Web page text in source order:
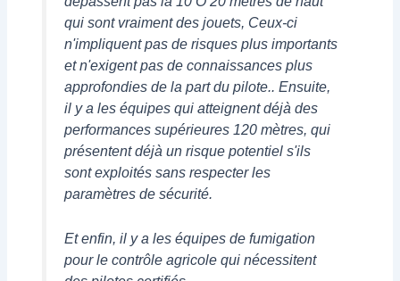
qui sont vraiment des jouets, Ceux-ci
n'impliquent pas de risques plus importants
et n'exigent pas de connaissances plus
approfondies de la part du pilote.. Ensuite,
il y a les équipes qui atteignent déjà des
performances supérieures 120 mètres, qui
présentent déjà un risque potentiel s'ils
sont exploités sans respecter les
paramètres de sécurité.
Et enfin, il y a les équipes de fumigation
pour le contrôle agricole qui nécessitent